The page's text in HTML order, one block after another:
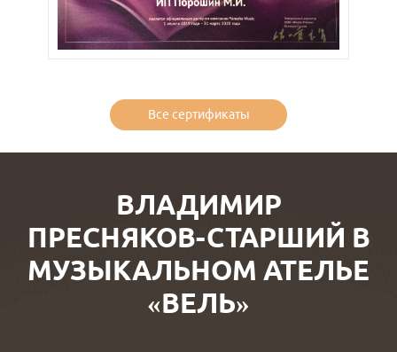
Все сертификаты
ВЛАДИМИР
ПРЕСНЯКОВ-СТАРШИЙ В
МУЗЫКАЛЬНОМ АТЕЛЬЕ
«ВЕЛЬ»